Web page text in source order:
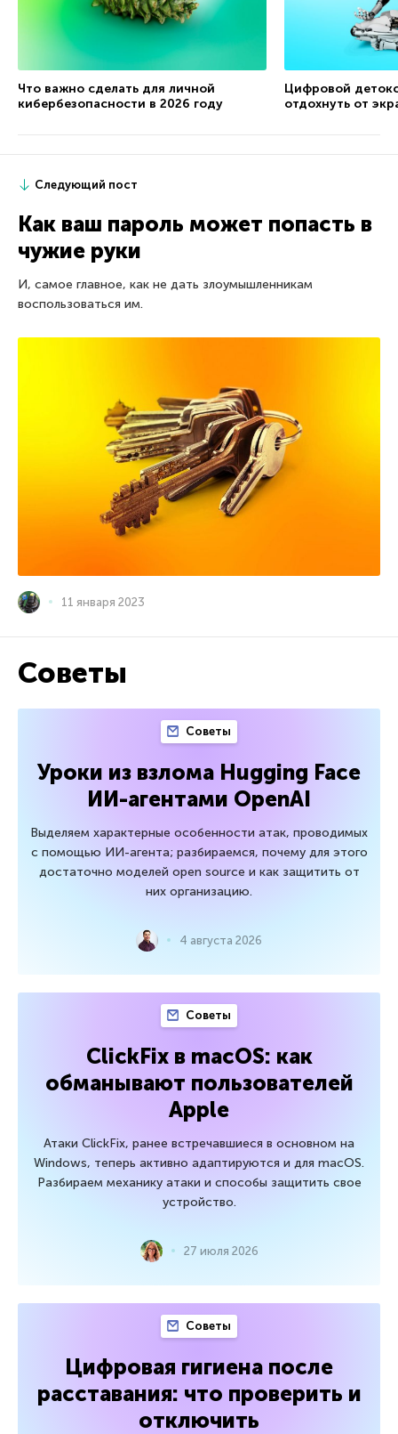
Что важно сделать для личной
кибербезопасности в 2026 году
Цифровой
отдохнуть от
Следующий пост
Как ваш пароль может попасть в
чужие руки
И, самое главное, как не дать злоумышленникам
воспользоваться им.
11 января 2023
Советы
Советы
Уроки из взлома Hugging Face
ИИ-агентами OpenAI
Выделяем характерные особенности атак, проводимых
с помощью ИИ-агента; разбираемся, почему для этого
достаточно моделей open source и как защитить от
них организацию.
4 августа 2026
Советы
ClickFix в macOS: как
обманывают пользователей
Apple
Атаки ClickFix, ранее встречавшиеся в основном на
Windows, теперь активно адаптируются и для macOS.
Разбираем механику атаки и способы защитить свое
устройство.
27 июля 2026
Советы
Цифровая гигиена после
расставания: что проверить и
отключить